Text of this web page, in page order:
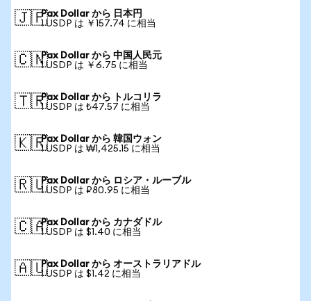
🇯🇵Pax Dollar から 日本円
1 USDP は ￥157.74 に相当
🇨🇳Pax Dollar から 中国人民元
1 USDP は ￥6.75 に相当
🇹🇷Pax Dollar から トルコリラ
1 USDP は ₺47.57 に相当
🇰🇷Pax Dollar から 韓国ウォン
1 USDP は ₩1,425.15 に相当
🇷🇺Pax Dollar から ロシア・ルーブル
1 USDP は ₽80.95 に相当
🇨🇦Pax Dollar から カナダドル
1 USDP は $1.40 に相当
🇦🇺Pax Dollar から オーストラリアドル
1 USDP は $1.42 に相当